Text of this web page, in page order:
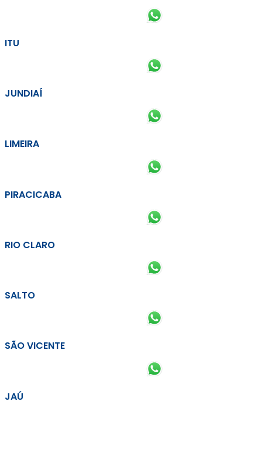
ITU
JUNDIAÍ
LIMEIRA
PIRACICABA
RIO CLARO
SALTO
SÃO VICENTE
JAÚ